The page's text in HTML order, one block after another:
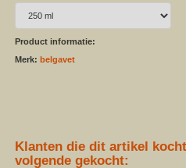
Product informatie:
Merk:belgavet
Klanten die dit artikel
volgende gekocht: